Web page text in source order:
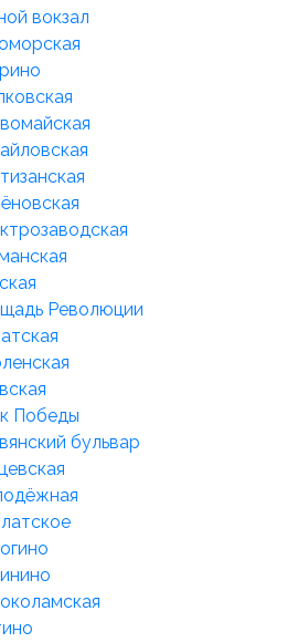
вокзал
Революции
Победы
бульвар